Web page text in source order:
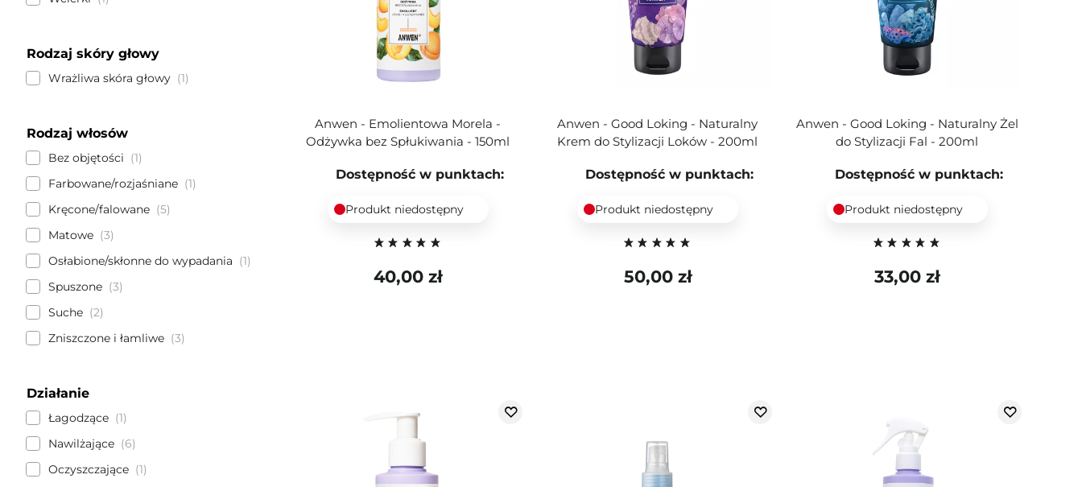
Rodzaj skóry głowy
Wrażliwa skóra głowy 1
Rodzaj włosów
Bez objętości
1
Farbowane/rozjaśniane
1
Kręcone/falowane
5
Matowe
3
Osłabione/skłonne do wypadania
1
Spuszone
3
Suche
2
Zniszczone i łamliwe
3
Działanie
Łagodzące
1
Nawilżające
6
Oczyszczające
1
Anwen - Emolientowa Morela -
Odżywka bez Spłukiwania - 150ml
Dostępność w punktach:
Produkt niedostępny
40,00 zł
Anwen - Good Loking - Naturalny
Krem do Stylizacji Loków - 200ml
Dostępność w punktach:
Produkt niedostępny
50,00 zł
Anwen - Good Loking - Naturalny Żel
do Stylizacji Fal - 200ml
Dostępność w punktach:
Produkt niedostępny
33,00 zł